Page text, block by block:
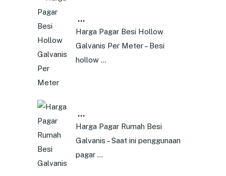
…
Harga Pagar Besi Hollow
Galvanis Per Meter – Besi
hollow …
…
Harga Pagar Rumah Besi
Galvanis – Saat ini penggunaan
pagar …